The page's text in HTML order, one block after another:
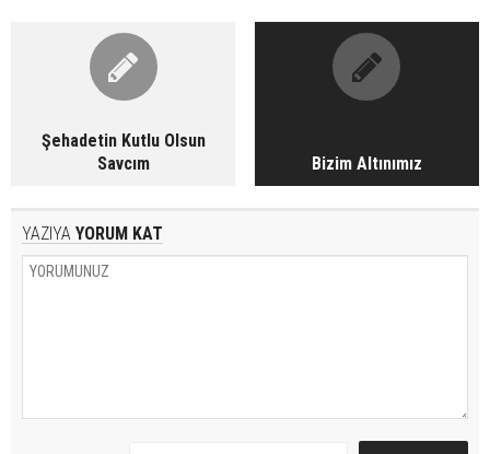
Şehadetin Kutlu Olsun
Savcım
Bizim Altınımız
YAZIYA YORUM KAT